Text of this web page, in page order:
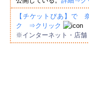
【チケットぴあ】で
ク ⇒クリック
※インターネット・店舗